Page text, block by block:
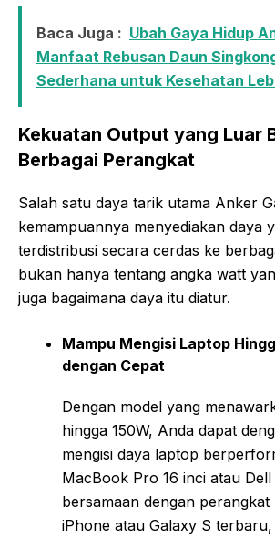
Baca Juga : Ubah Gaya Hidup
Manfaat Rebusan Daun
Sederhana untuk Kesehatan
Kekuatan Output yang Luar
Berbagai Perangkat
Salah satu daya tarik utama Anker
kemampuannya menyediakan daya
terdistribusi secara cerdas ke
bukan hanya tentang angka watt
juga bagaimana daya itu diatur.
Mampu Mengisi Laptop
dengan Cepat
Dengan model yang
hingga 150W, Anda dapat
mengisi daya laptop
MacBook Pro 16 inci atau Dell
bersamaan dengan perangkat
iPhone atau Galaxy S